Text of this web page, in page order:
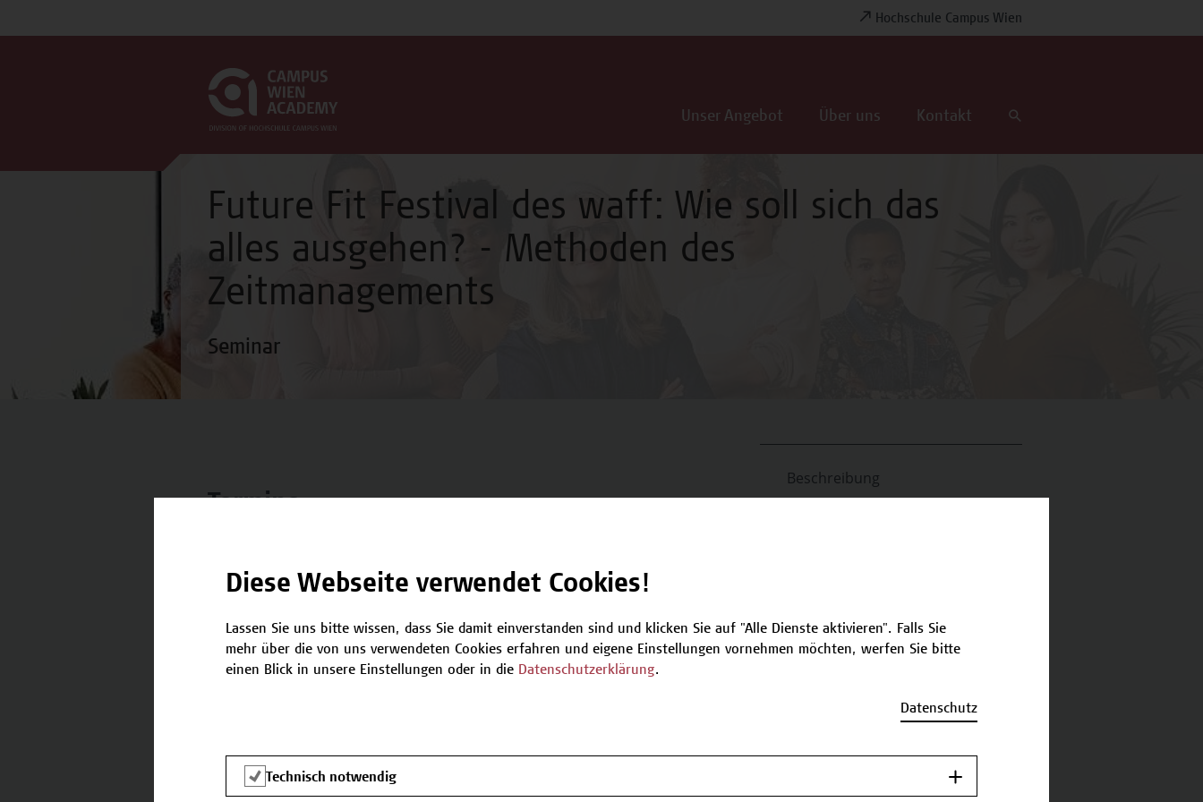
Hochschule Campus Wien
Unser Angebot Über uns Kontakt
Future Fit Festival des waff: Wie soll sich das
alles ausgehen? - Methoden des
Zeitmanagements
Seminar
Termine
14.05.2025 - 14.05.2025 keine Plätze verfügbar
Kontakt
Beschreibung
Diese Webseite verwendet Cookies!
Lassen Sie uns bitte wissen, dass Sie damit einverstanden sind und klicken Sie auf "Alle Dienste aktivieren". Falls Sie
mehr über die von uns verwendeten Cookies erfahren und eigene Einstellungen vornehmen möchten, werfen Sie bitte
einen Blick in unsere Einstellungen oder in die Datenschutzerklärung.
Datenschutz
Technisch notwendig